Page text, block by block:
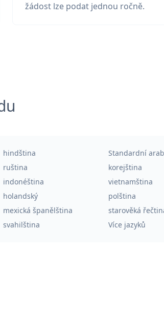
žádost lze podat jednou ročně.
hindština
Standardní
ruština
korejština
indonéština
vietnamština
holandský
polština
mexická španělština
starověká
svahilština Více jazyků